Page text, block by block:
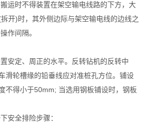
运时不得装置在架空输电线路的下方，大
开)时，其外侧边际与架空输电线的边线之
作间隔。
安定、周正的水平。反转钻机的反转中
滑轮槽缘的铅垂线应对准桩孔方位。铺设
不得小于50mm; 当选用钢板铺设时，钢板
安全排险步骤：